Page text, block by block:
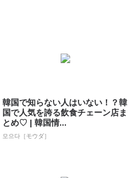
韓国で知らない人はいない！？韓
国で人気を誇る飲食チェーン店ま
とめ♡ | 韓国情...
모으다［モウダ］